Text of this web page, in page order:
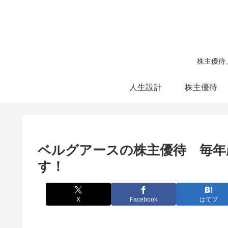
株主優待
人生設計 株主優待
ベルグアースの株主優待 毎
す！
X Facebook はてブ